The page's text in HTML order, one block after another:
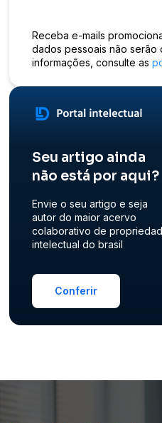
Receba e-mails
dados pessoais não serão
informações, consulte as
Seu artigo ainda
não está por aqui?
Envie o seu artigo e seja
autor do maior acervo
colaborativo de
intelectual do brasil
Conferir